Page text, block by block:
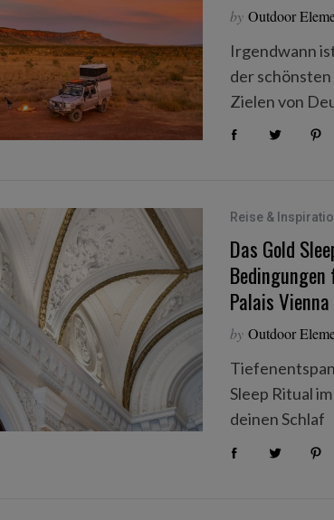
by Outdoor
Irgendwann
der
Zielen von
Reise &
Das Gold
Palais Vienna
by Outdoor
Sleep Ritual
deinen Schlaf